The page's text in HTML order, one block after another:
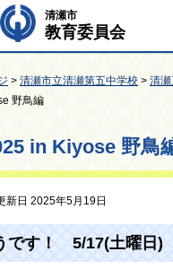
清瀬市
教育委員会
> 清瀬市立清瀬第五中学校 > 清
野鳥編
in Kiyose 野鳥
日 2025年5月19日
です！ 5/17(土曜日)